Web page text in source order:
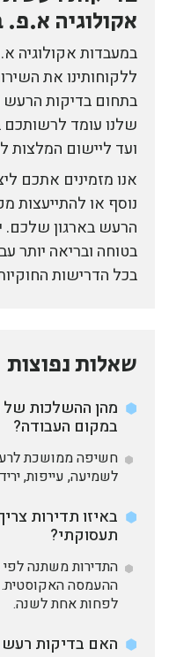
אקולוגיה
במעבדות אקולוגיה
ללקוחותינו את
בתחום בדיקות הרעש
שלנו עומד לרשותכם
ועד ליישום
אנו מזמינים אתכם
נוסף או להתייעצות
הרעש בארגון שלכם.
בטוחה ובריאה יותר
בכל הדרישות
שאלות נפוצות
מהן ההשלכות
במקום העבודה?
חשיפה ממושכת
לשמיעה, עייפות,
באיזו תדירות
תעסוקתי?
התדירות משתנה לפי
ההעמסה
לפחות אחת לשנה.
האם בדיקות רעש